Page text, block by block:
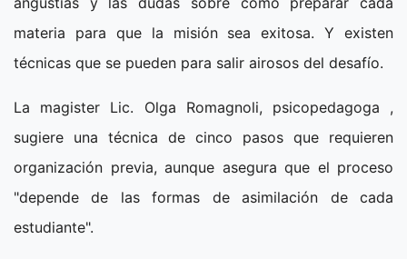
materia para que la misión sea exitosa. Y existen
técnicas que se pueden para salir airosos del desafío.
La magister Lic. Olga Romagnoli, psicopedagoga ,
sugiere una técnica de cinco pasos que requieren
organización previa, aunque asegura que el proceso
"depende de las formas de asimilación de cada
estudiante".